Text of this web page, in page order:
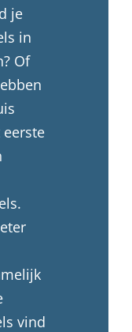
je
in
Of
vind